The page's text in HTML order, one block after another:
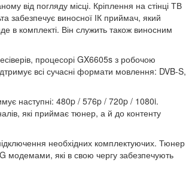
від погляду місці. Кріплення на стінці ТВ
забезпечує виносної ІК приймач, який
в комплекті. Він служить також виносним
процесорі GX6605s з робочою
всі сучасні формати мовлення: DVB-S,
наступні: 480p / 576p / 720p / 1080i.
які приймає тюнер, а й до контенту
необхідних комплектуючих. Тюнер
модемами, які в свою чергу забезпечують